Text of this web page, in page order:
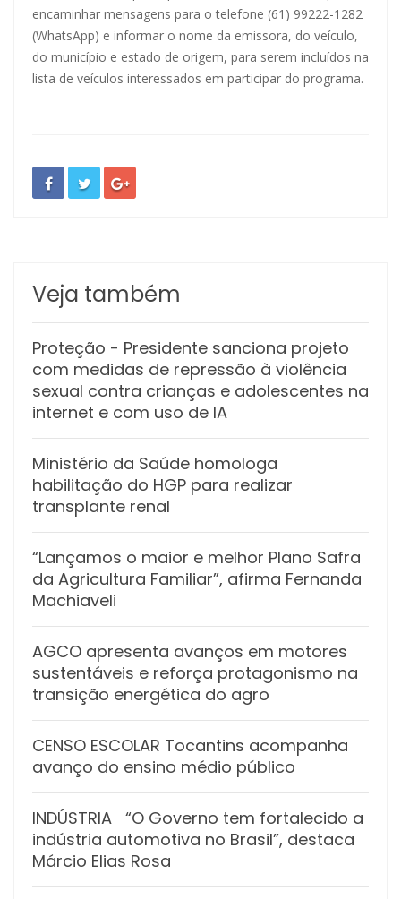
encaminhar mensagens para o telefone (61) 99222-1282
(WhatsApp) e informar o nome da emissora, do veículo,
do município e estado de origem, para serem incluídos na
lista de veículos interessados em participar do programa.
Veja também
Proteção - Presidente sanciona projeto
com medidas de repressão à violência
sexual contra crianças e adolescentes na
internet e com uso de IA
Ministério da Saúde homologa
habilitação do HGP para realizar
transplante renal
“Lançamos o maior e melhor Plano Safra
da Agricultura Familiar”, afirma Fernanda
Machiaveli
AGCO apresenta avanços em motores
sustentáveis e reforça protagonismo na
transição energética do agro
CENSO ESCOLAR Tocantins acompanha
avanço do ensino médio público
INDÚSTRIA “O Governo tem fortalecido a
indústria automotiva no Brasil”, destaca
Márcio Elias Rosa